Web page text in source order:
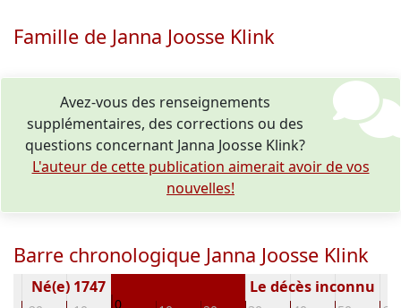
Famille de Janna Joosse Klink
Avez-vous des renseignements
supplémentaires, des corrections ou des
questions concernant Janna Joosse Klink?
L'auteur de cette publication aimerait avoir de vos
nouvelles!
Barre chronologique Janna Joosse Klink
0
Né(e) 1747 Le décès inconnu